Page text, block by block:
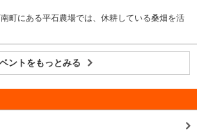
町にある平石農場では、休耕している桑畑を活
ントをもっとみる